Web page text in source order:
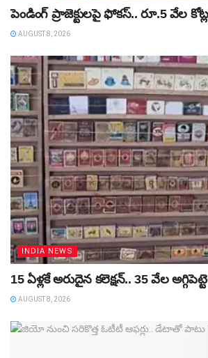
పెండింగ్‌ ప్రాజెక్టులపై ఫోకస్‌.. రూ.5 వేల
AUGUST 8, 2026
INDIA NEWS
15 ఏళ్లకే అరుదైన కలెక్షన్‌.. 35 వేల
AUGUST 8, 2026